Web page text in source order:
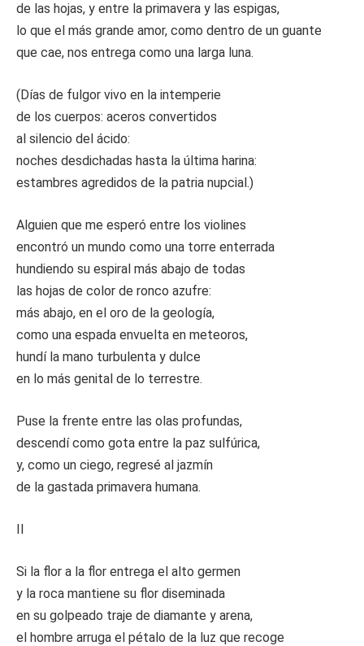
de las hojas, y entre la primavera y las espigas,
lo que el más grande amor, como dentro de un guante
que cae, nos entrega como una larga luna.
(Días de fulgor vivo en la intemperie
de los cuerpos: aceros convertidos
al silencio del ácido:
noches desdichadas hasta la última harina:
estambres agredidos de la patria nupcial.)
Alguien que me esperó entre los violines
encontró un mundo como una torre enterrada
hundiendo su espiral más abajo de todas
las hojas de color de ronco azufre:
más abajo, en el oro de la geología,
como una espada envuelta en meteoros,
hundí la mano turbulenta y dulce
en lo más genital de lo terrestre.
Puse la frente entre las olas profundas,
descendí como gota entre la paz sulfúrica,
y, como un ciego, regresé al jazmín
de la gastada primavera humana.
II
Si la flor a la flor entrega el alto germen
y la roca mantiene su flor diseminada
en su golpeado traje de diamante y arena,
el hombre arruga el pétalo de la luz que recoge